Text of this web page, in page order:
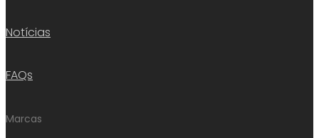
Notícias
FAQs
Marcas